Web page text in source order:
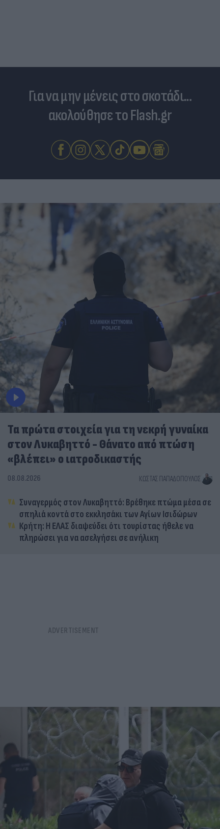
Για να μην μένεις στο σκοτάδι...
ακολούθησε το Flash.gr
Τα πρώτα στοιχεία για τη νεκρή γυναίκα
στον Λυκαβηττό - Θάνατο από πτώση
«βλέπει» ο ιατροδικαστής
08.08.2026 ΚΏΣΤΑΣ ΠΑΠΑΔΌΠΟΥΛΟΣ
Συναγερμός στον Λυκαβηττό: Βρέθηκε πτώμα μέσα σε
σπηλιά κοντά στο εκκλησάκι των Αγίων Ισιδώρων
Κρήτη: Η ΕΛΑΣ διαψεύδει ότι τουρίστας ήθελε να
πληρώσει για να ασελγήσει σε ανήλικη